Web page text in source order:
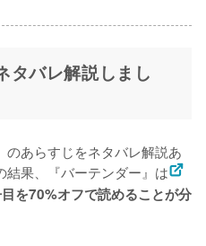
タバレ解説しまし
あらすじをネタバレ解説あ
結果、『バーテンダー』は
を70%オフで読めることが分